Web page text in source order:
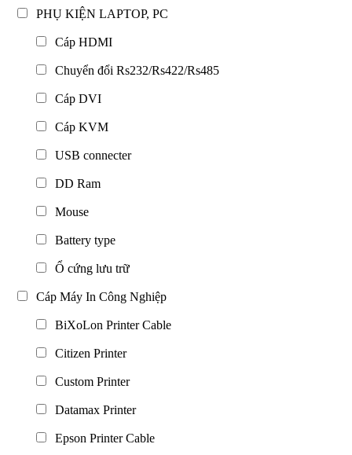
PHỤ KIỆN LAPTOP, PC
Cáp HDMI
Chuyển đổi Rs232/Rs422/Rs485
Cáp DVI
Cáp KVM
USB connecter
DD Ram
Mouse
Battery type
Ổ cứng lưu trữ
Cáp Máy In Công Nghiệp
BiXoLon Printer Cable
Citizen Printer
Custom Printer
Datamax Printer
Epson Printer Cable